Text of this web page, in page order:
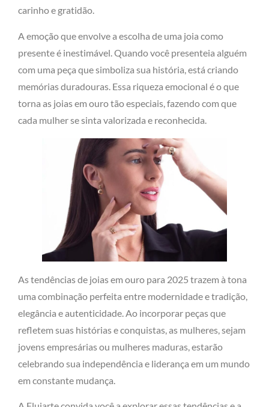
carinho e gratidão.
A emoção que envolve a escolha de uma joia como
presente é inestimável. Quando você presenteia alguém
com uma peça que simboliza sua história, está criando
memórias duradouras. Essa riqueza emocional é o que
torna as joias em ouro tão especiais, fazendo com que
cada mulher se sinta valorizada e reconhecida.
As tendências de joias em ouro para 2025 trazem à tona
uma combinação perfeita entre modernidade e tradição,
elegância e autenticidade. Ao incorporar peças que
refletem suas histórias e conquistas, as mulheres, sejam
jovens empresárias ou mulheres maduras, estarão
celebrando sua independência e liderança em um mundo
em constante mudança.